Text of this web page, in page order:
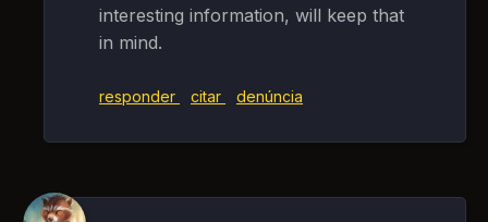
interesting information, will keep that
in mind.
responder citar denúncia